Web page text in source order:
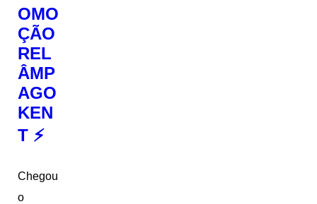
OMO
ÇÃO
REL
ÂMP
AGO
KEN
T ⚡
Chegou
o